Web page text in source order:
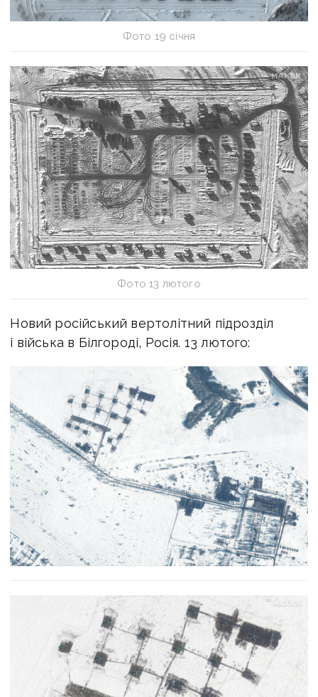
Фото 19 січня
Фото 13 лютого
Новий російський вертолітний підрозділ
і війська в Білгороді, Росія. 13 лютого: